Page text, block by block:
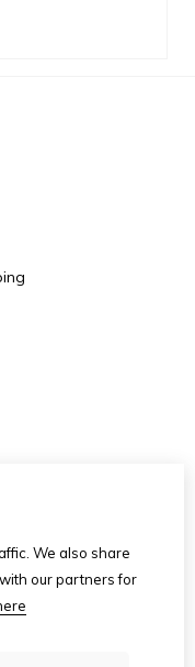
We also share
our partners for